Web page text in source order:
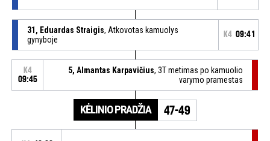
31, Eduardas Straigis, Atkovotas kamuolys
gynyboje
K4 09:41
K4
09:45
5, Almantas Karpavičius, 3T metimas po kamuolio
varymo pramestas
KĖLINIO PRADŽIA 47-49